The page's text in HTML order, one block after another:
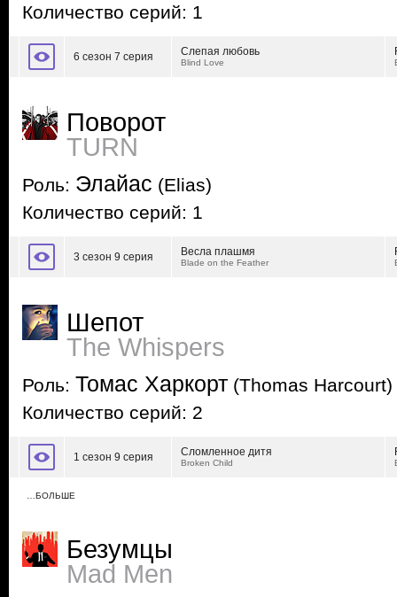
Количество серий: 1
6 сезон 7 серия Слепая любовь
Blind Love
Поворот
TURN
Роль: Элайас (Elias)
Количество серий: 1
3 сезон 9 серия Весла плашмя
Blade on the Feather
Шепот
The Whispers
Роль: Томас Харкорт (Thomas Harcourt)
Количество серий: 2
1 сезон 9 серия Сломленное дитя
Broken Child
…БОЛЬШЕ
Безумцы
Mad Men